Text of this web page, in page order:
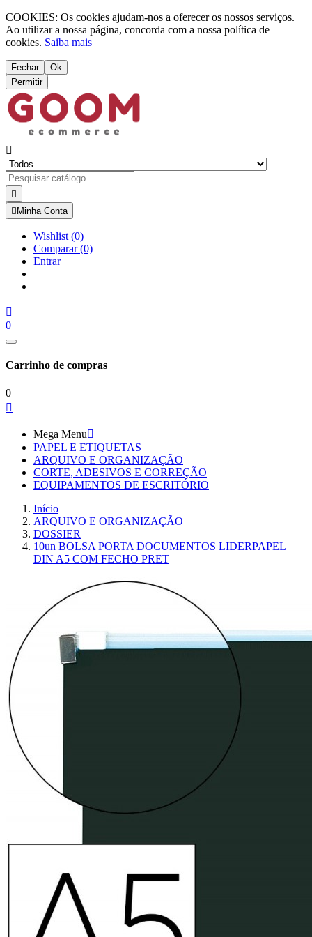
COOKIES: Os cookies ajudam-nos a oferecer os nossos serviços.
Ao utilizar a nossa página, concorda com a nossa política de
cookies. Saiba mais
Fechar
Ok
Permitir


 Minha Conta
Wishlist (0)
Comparar(0)
Entrar

0
Carrinho de compras
0

Mega Menu
PAPEL E ETIQUETAS
ARQUIVO E ORGANIZAÇÃO
CORTE, ADESIVOS E CORREÇÃO
EQUIPAMENTOS DE ESCRITÓRIO
Início
ARQUIVO E ORGANIZAÇÃO
DOSSIER
10un BOLSA PORTA DOCUMENTOS LIDERPAPEL
DIN A5 COM FECHO PRET